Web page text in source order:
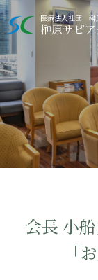
医療法人社団 榊
榊原サピ
クリニック
外来診療
健康診断
症状・治療
会長 小
「